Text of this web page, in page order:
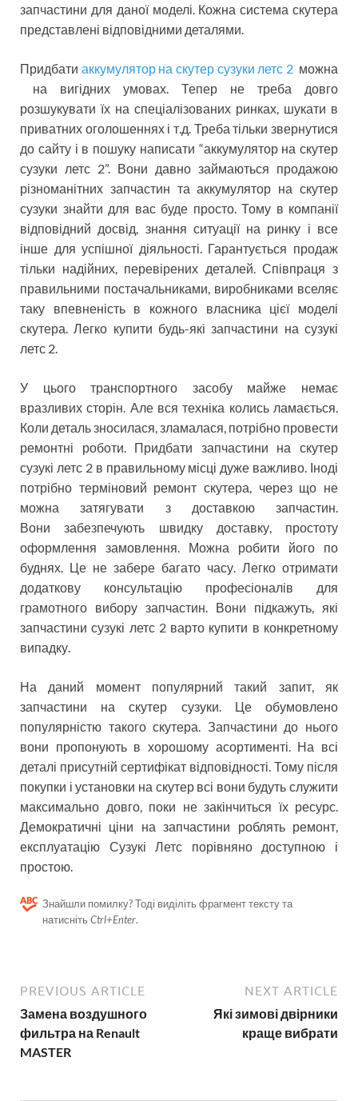
запчастини для даної моделі. Кожна система скутера
представлені відповідними деталями.
Придбати аккумулятор на скутер сузуки летс 2можна
на вигідних умовах. Тепер не треба довго
розшукувати їх на спеціалізованих ринках, шукати в
приватних оголошеннях і т.д. Треба тільки звернутися
до сайту і в пошуку написати “аккумулятор на скутер
сузуки летс 2”. Вони давно займаються продажою
різноманітних запчастин та аккумулятор на скутер
сузуки знайти для вас буде просто. Тому в компанії
відповідний досвід, знання ситуації на ринку і все
інше для успішної діяльності. Гарантується продаж
тільки надійних, перевірених деталей. Співпраця з
правильними постачальниками, виробниками вселяє
таку впевненість в кожного власника цієї моделі
скутера. Легко купити будь-які запчастини на сузукі
летс 2.
У цього транспортного засобу майже немає
вразливих сторін. Але вся техніка колись ламається.
Коли деталь зносилася, зламалася, потрібно провести
ремонтні роботи. Придбати запчастини на скутер
сузукі летс 2 в правильному місці дуже важливо. Іноді
потрібно терміновий ремонт скутера, через що не
можна затягувати з доставкою запчастин.
Вони забезпечують швидку доставку, простоту
оформлення замовлення. Можна робити його по
буднях. Це не забере багато часу. Легко отримати
додаткову консультацію професіоналів для
грамотного вибору запчастин. Вони підкажуть, які
запчастини сузукі летс 2 варто купити в конкретному
випадку.
На даний момент популярний такий запит, як
запчастини на скутер сузуки. Це обумовлено
популярністю такого скутера. Запчастини до нього
вони пропонують в хорошому асортименті. На всі
деталі присутній сертифікат відповідності. Тому після
покупки і установки на скутер всі вони будуть служити
максимально довго, поки не закінчиться їх ресурс.
Демократичні ціни на запчастини роблять ремонт,
експлуатацію Сузукі Летс порівняно доступною і
простою.
Знайшли помилку? Тоді виділіть фрагмент тексту та
натисніть Ctrl+Enter.
PREVIOUS ARTICLE
Замена воздушного
фильтра на Renault
MASTER
NEXT ARTICLE
Які зимові двірники
краще вибрати